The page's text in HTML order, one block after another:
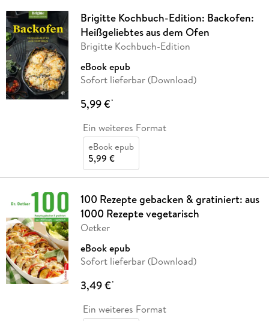
Brigitte Kochbuch-Edition: Backofen:
Heißgeliebtes aus dem Ofen
Brigitte Kochbuch-Edition
eBook epub
Sofort lieferbar (Download)
5,99 €*
Ein weiteres Format
eBook epub
5,99 €
100 Rezepte gebacken & gratiniert: aus
1000 Rezepte vegetarisch
Oetker
eBook epub
Sofort lieferbar (Download)
3,49 €*
Ein weiteres Format